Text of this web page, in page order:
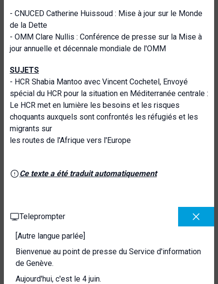
- CNUCED Catherine Huissoud : Mise à jour sur le Monde
de la Dette
- OMM Clare Nullis : Conférence de presse sur la Mise à
jour annuelle et décennale mondiale de l'OMM
SUJETS
- HCR Shabia Mantoo avec Vincent Cochetel, Envoyé
spécial du HCR pour la situation en Méditerranée centrale :
Le HCR met en lumière les besoins et les risques
choquants auxquels sont confrontés les réfugiés et les
migrants sur
les routes de l'Afrique vers l'Europe
Ce texte a été traduit automatiquement
Teleprompter
[Autre langue parlée]
Bienvenue au point de presse du Service d'information
de Genève.
Aujourd'hui, c'est le 4 juin.